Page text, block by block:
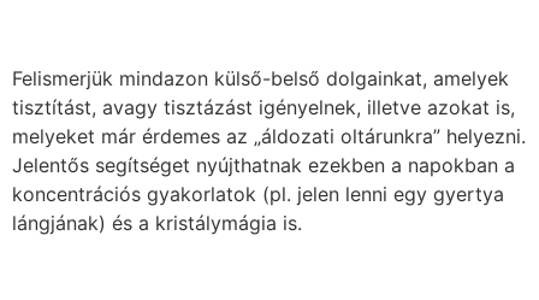
Felismerjük mindazon külső-belső dolgainkat, amelyek
tisztítást, avagy tisztázást igényelnek, illetve azokat is,
melyeket már érdemes az „áldozati oltárunkra” helyezni.
Jelentős segítséget nyújthatnak ezekben a napokban a
koncentrációs gyakorlatok (pl. jelen lenni egy gyertya
lángjának) és a kristálymágia is.